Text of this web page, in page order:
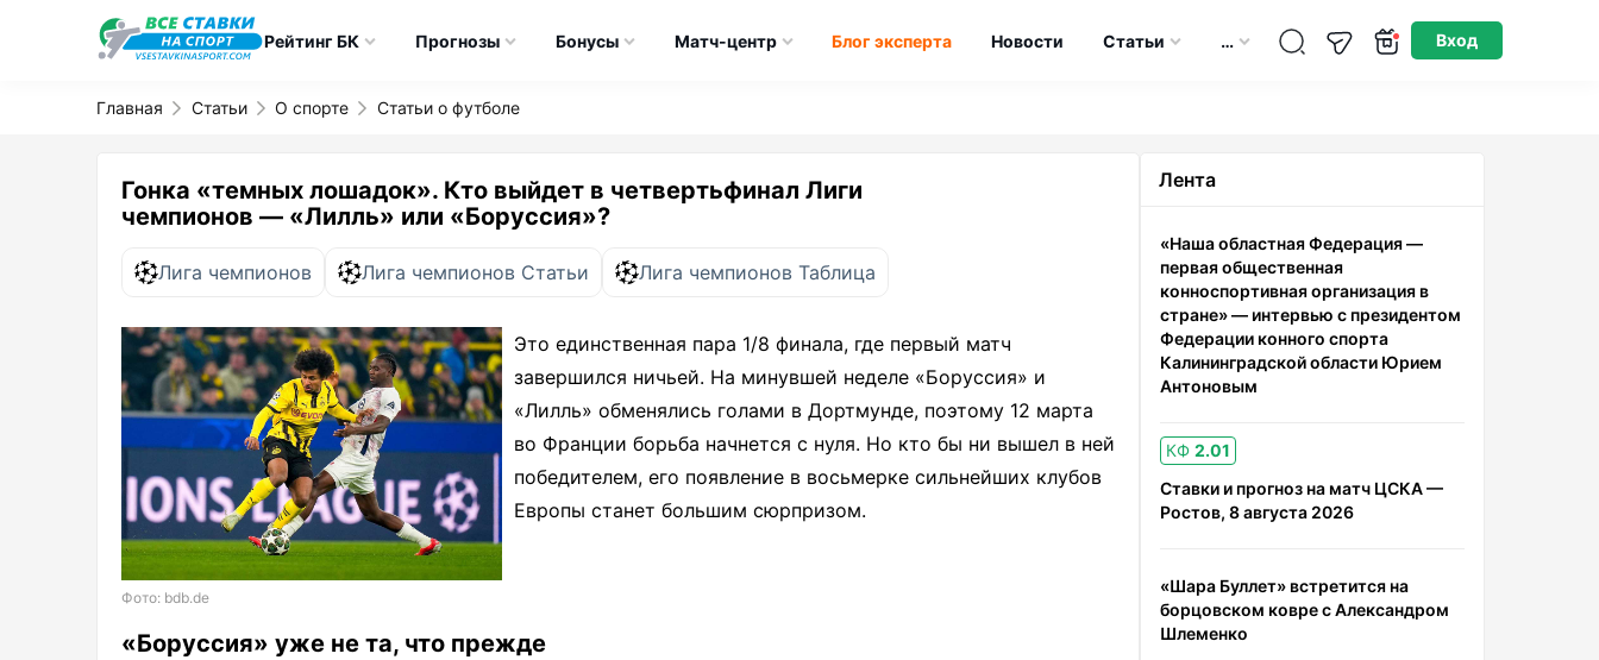
Рейтинг БК Прогнозы Бонусы Матч-центр Блог эксперта Новости Статьи … Вход
Главная Статьи О спорте Статьи о футболе
Гонка «темных лошадок». Кто выйдет в четвертьфинал Лиги
чемпионов — «Лилль» или «Боруссия»?
Лига чемпионов Лига чемпионов Статьи Лига чемпионов Таблица
Фото: bdb.de
Это единственная пара 1/8 финала, где первый матч
завершился ничьей. На минувшей неделе «Боруссия» и
«Лилль» обменялись голами в Дортмунде, поэтому 12 марта
во Франции борьба начнется с нуля. Но кто бы ни вышел в ней
победителем, его появление в восьмерке сильнейших клубов
Европы станет большим сюрпризом.
«Боруссия» уже не та, что прежде
Лента
«Наша областная Федерация —
первая общественная
конноспортивная организация в
стране» — интервью с президентом
Федерации конного спорта
Калининградской области Юрием
Антоновым
КФ 2.01
Ставки и прогноз на матч ЦСКА —
Ростов, 8 августа 2026
«Шара Буллет» встретится на
борцовском ковре с Александром
Шлеменко